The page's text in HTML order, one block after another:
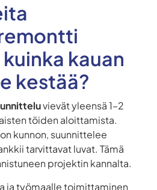
kauan
kestää?
vievät yleensä 1–2
töiden aloittamista.
kunnon, suunnittelee
tarvittavat luvat. Tämä
projektin kannalta.
ja työmaalle toimittaminen